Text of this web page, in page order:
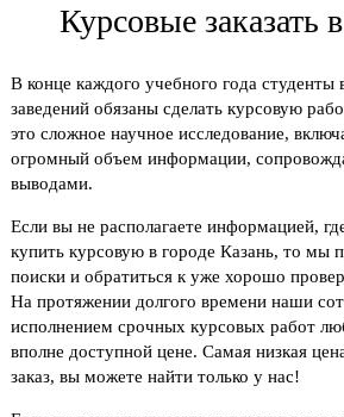
Курсовые заказать
В конце каждого учебного года
заведений обязаны сделать курсовую
это сложное научное исследование,
огромный объем информации,
выводами.
Если вы не располагаете информацией,
купить курсовую в городе Казань, то мы
поиски и обратиться к уже хорошо
На протяжении долгого времени наши
исполнением срочных курсовых работ
вполне доступной цене. Самая низкая
заказ, вы можете найти только у нас!